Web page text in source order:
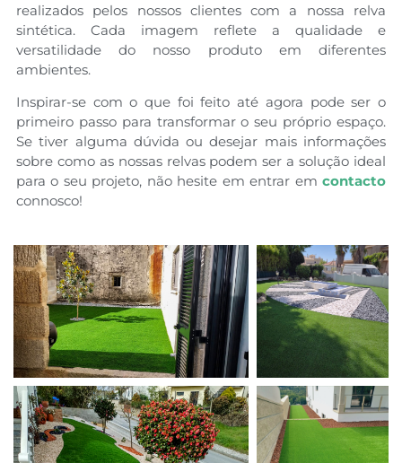
realizados pelos nossos clientes com a nossa relva
sintética. Cada imagem reflete a qualidade e
versatilidade do nosso produto em diferentes
ambientes.
Inspirar-se com o que foi feito até agora pode ser o
primeiro passo para transformar o seu próprio espaço.
Se tiver alguma dúvida ou desejar mais informações
sobre como as nossas relvas podem ser a solução ideal
para o seu projeto, não hesite em entrar em contacto
connosco!